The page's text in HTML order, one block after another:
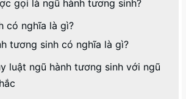
gọi là ngũ hành tương sinh?
có nghĩa là gì?
tương sinh có nghĩa là gì?
luật ngũ hành tương sinh với ngũ